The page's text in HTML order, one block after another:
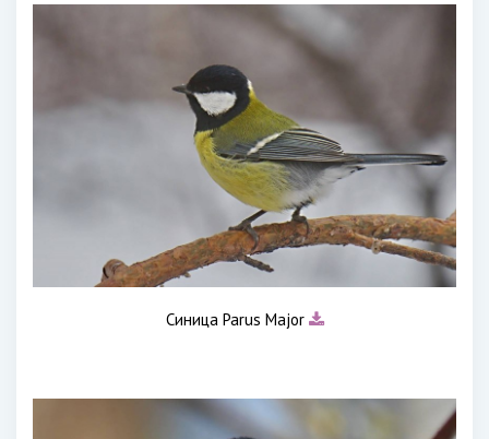
Синица Parus Major